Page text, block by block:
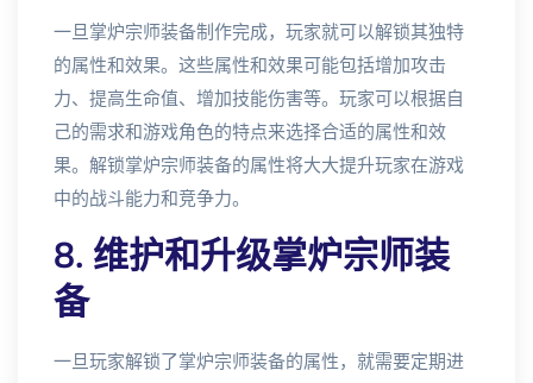
一旦掌炉宗师装备制作完成，玩家就可以解锁其独特
的属性和效果。这些属性和效果可能包括增加攻击
力、提高生命值、增加技能伤害等。玩家可以根据自
己的需求和游戏角色的特点来选择合适的属性和效
果。解锁掌炉宗师装备的属性将大大提升玩家在游戏
中的战斗能力和竞争力。
8. 维护和升级掌炉宗师装
备
一旦玩家解锁了掌炉宗师装备的属性，就需要定期进